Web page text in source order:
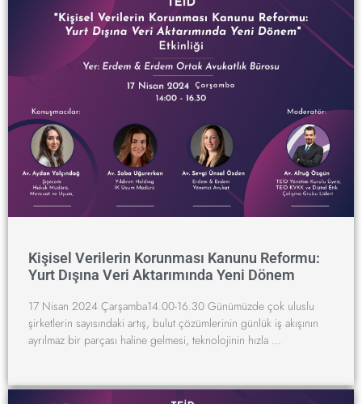
Kişisel Verilerin Korunması Kanunu Reformu:
Yurt Dışına Veri Aktarımında Yeni Dönem
17 Nisan 2024 Çarşamba14.00-16.30 Günümüzde çok uluslu
şirketlerin sayısındaki artış, bulut çözümlerinin günlük iş akışının
ayrılmaz bir parçası haline gelmesi, teknolojinin hızla …